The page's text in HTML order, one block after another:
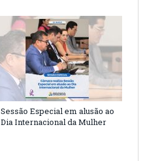
Sessão Especial em alusão ao
Dia Internacional da Mulher